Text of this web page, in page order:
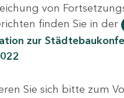
von
finden Sie in der
zur
Sie sich bitte zum